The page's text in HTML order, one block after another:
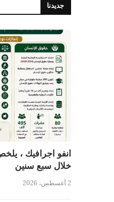
جديدنا
انفو اجرافيك ،
خلال سبع سنين
2 أغسطس، 2026